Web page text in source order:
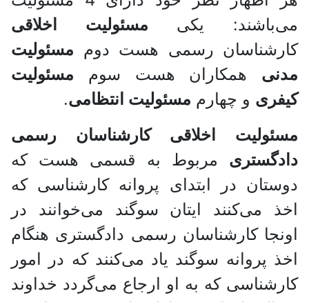
می‌باشند: یکی مسئولیت اخلاقی
کارشناسان رسمی هست دوم مسئولیت
مدنی همکاران هست سوم مسئولیت
کیفری و چهارم مسئولیت انتظامی.
مسئولیت اخلاقی کارشناسان رسمی
دادگستری مربوط به قسمی هست که
دوستان در ابتدای پروانه کارشناسی که
اخذ می‌کنند ایتان سوگند می‌خوانند در
اونجا کارشناسان رسمی دادگستری هنگام
اخذ پروانه سوگند یاد می‌کنند که در امور
کارشناسی که به او ارجاع می‌گردد خداوند